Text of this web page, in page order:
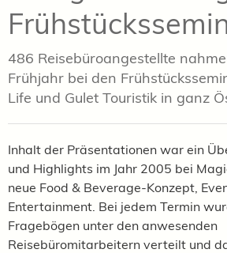
486 Reisebüroangestellte
Frühjahr bei den
Life und Gulet Touristik in ganz
Inhalt der Präsentationen war ein
und Highlights im Jahr 2005 bei
neue Food & Beverage-Konzept,
Entertainment. Bei jedem Termin
Fragebögen unter den anwesenden
Reisebüromitarbeitern verteilt und